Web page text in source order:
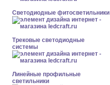
Светодиодные фитосветильники
Трековые светодиодные
системы
Линейные профильные
светильники